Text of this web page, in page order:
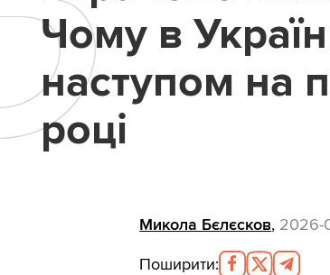
Чому в
наступом на
році
Микола Бєлєсков, 2026-
Поширити: